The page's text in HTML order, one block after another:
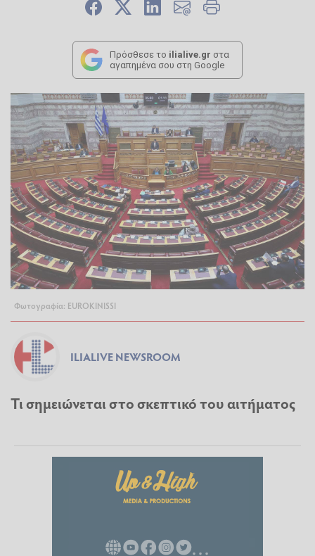
Πρόσθεσε το ilialive.gr στα
αγαπημένα σου στη Google
Φωτογραφία: EUROKINISSI
ILIALIVE NEWSROOM
Τι σημειώνεται στο σκεπτικό του αιτήματος